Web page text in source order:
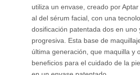
utiliza un envase, creado por
al del sérum facial, con una
dosificación patentada dos en uno
progresiva. Esta base de
última generación, que maquilla y
beneficios para el cuidado de la